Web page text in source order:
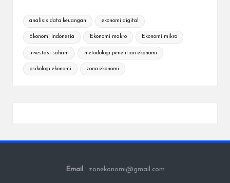
analisis data keuangan ekonomi digital
Ekonomi Indonesia Ekonomi makro Ekonomi mikro
investasi saham metodologi penelitian ekonomi
psikologi ekonomi zona ekonomi
Email : zonekonomi@gmail.com